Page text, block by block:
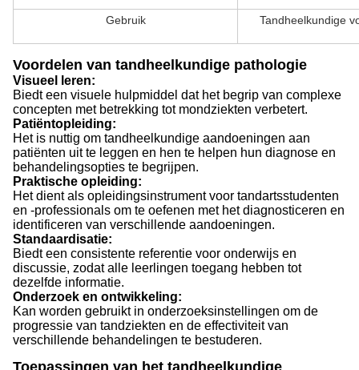
Gebruik Tandheelkundige
Voordelen van tandheelkundige pathologie
Visueel leren:
Biedt een visuele hulpmiddel dat het begrip van complexe
concepten met betrekking tot mondziekten verbetert.
Patiëntopleiding:
Het is nuttig om tandheelkundige aandoeningen aan
patiënten uit te leggen en hen te helpen hun diagnose en
behandelingsopties te begrijpen.
Praktische opleiding:
Het dient als opleidingsinstrument voor tandartsstudenten
en -professionals om te oefenen met het diagnosticeren en
identificeren van verschillende aandoeningen.
Standaardisatie:
Biedt een consistente referentie voor onderwijs en
discussie, zodat alle leerlingen toegang hebben tot
dezelfde informatie.
Onderzoek en ontwikkeling:
Kan worden gebruikt in onderzoeksinstellingen om de
progressie van tandziekten en de effectiviteit van
verschillende behandelingen te bestuderen.